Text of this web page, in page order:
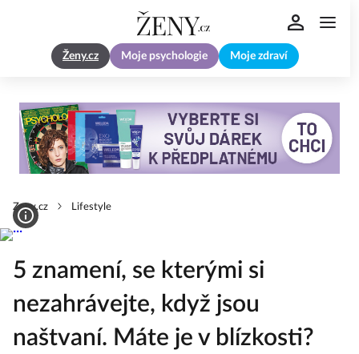
Ženy.cz Moje psychologie Moje zdraví
Zeny.cz Lifestyle
5 znamení, se kterými si
nezahrávejte, když jsou
naštvaní. Máte je v blízkosti?